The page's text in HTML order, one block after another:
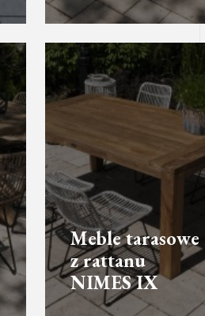
Meble tarasowe
z rattanu
NIMES IX